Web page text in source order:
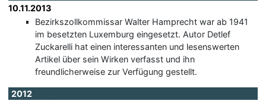
10.11.2013
Bezirkszollkommissar Walter Hamprecht war ab 1941
im besetzten Luxemburg eingesetzt. Autor Detlef
Zuckarelli hat einen interessanten und lesenswerten
Artikel über sein Wirken verfasst und ihn
freundlicherweise zur Verfügung gestellt.
2012